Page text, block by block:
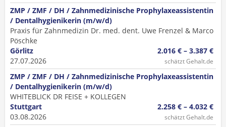
ZMP / ZMF / DH / Zahnmedizinische Prophylaxeassistentin
/ Dentalhygienikerin (m/w/d)
Praxis für Zahnmedizin Dr. med. dent. Uwe Frenzel & Marco
Pöschke
Görlitz
27.07.2026
2.016 € – 3.387 €
schätzt Gehalt.de
ZMP / ZMF / DH / Zahnmedizinische Prophylaxeassistentin
/ Dentalhygienikerin (m/w/d)
WHITEBLICK DR FEISE + KOLLEGEN
Stuttgart
03.08.2026
2.258 € – 4.032 €
schätzt Gehalt.de